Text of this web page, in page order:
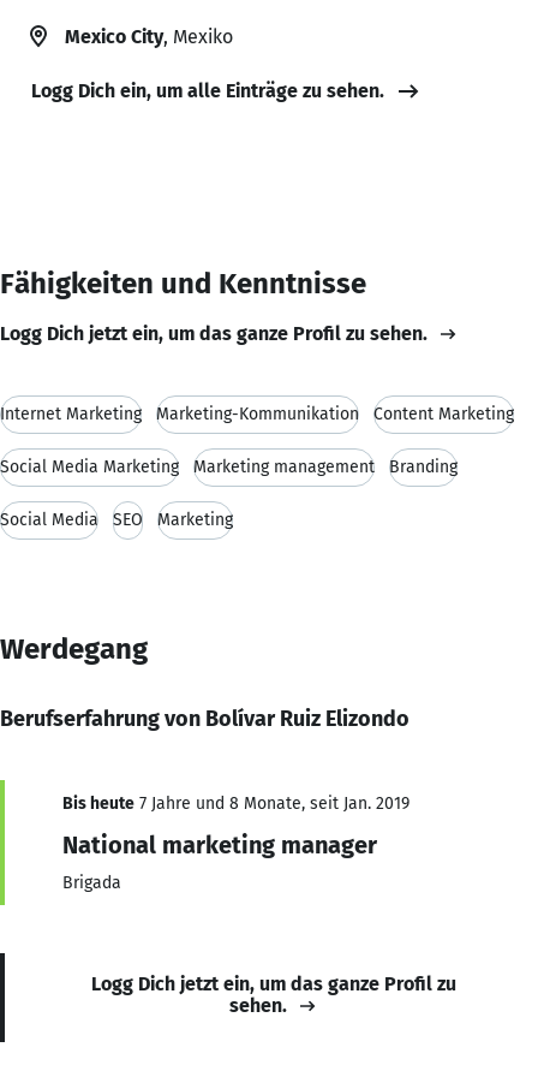
Mexico City, Mexiko
Logg Dich ein, um alle Einträge zu sehen.
Fähigkeiten und Kenntnisse
Logg Dich jetzt ein, um das ganze Profil zu sehen.
Internet Marketing Marketing-Kommunikation Content Marketing
Social Media Marketing Marketing management Branding
Social Media SEO Marketing
Werdegang
Berufserfahrung von Bolívar Ruiz Elizondo
Bis heute 7 Jahre und 8 Monate, seit Jan. 2019
National marketing manager
Brigada
Logg Dich jetzt ein, um das ganze Profil zu
sehen.